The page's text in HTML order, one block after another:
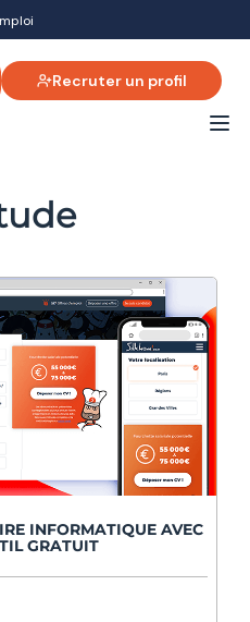
Recruter un profil
INFORMATIQUE AVEC
GRATUIT